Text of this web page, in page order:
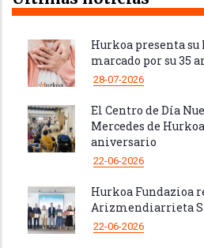
Hurkoa presenta su
marcado por su 35
28-07-2026
El Centro de Día
Mercedes de
aniversario
22-06-2026
Hurkoa Fundazioa
Arizmendiarrieta
22-06-2026